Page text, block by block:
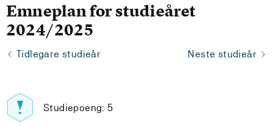
Emneplan for studieåret
2024/2025
Tidlegare studieår Neste studieår
Studiepoeng: 5